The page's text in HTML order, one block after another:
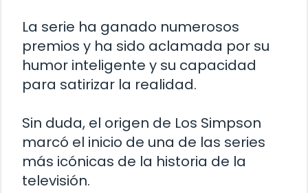
La serie ha ganado numerosos
premios y ha sido aclamada por su
humor inteligente y su capacidad
para satirizar la realidad.
Sin duda, el origen de Los Simpson
marcó el inicio de una de las series
más icónicas de la historia de la
televisión.